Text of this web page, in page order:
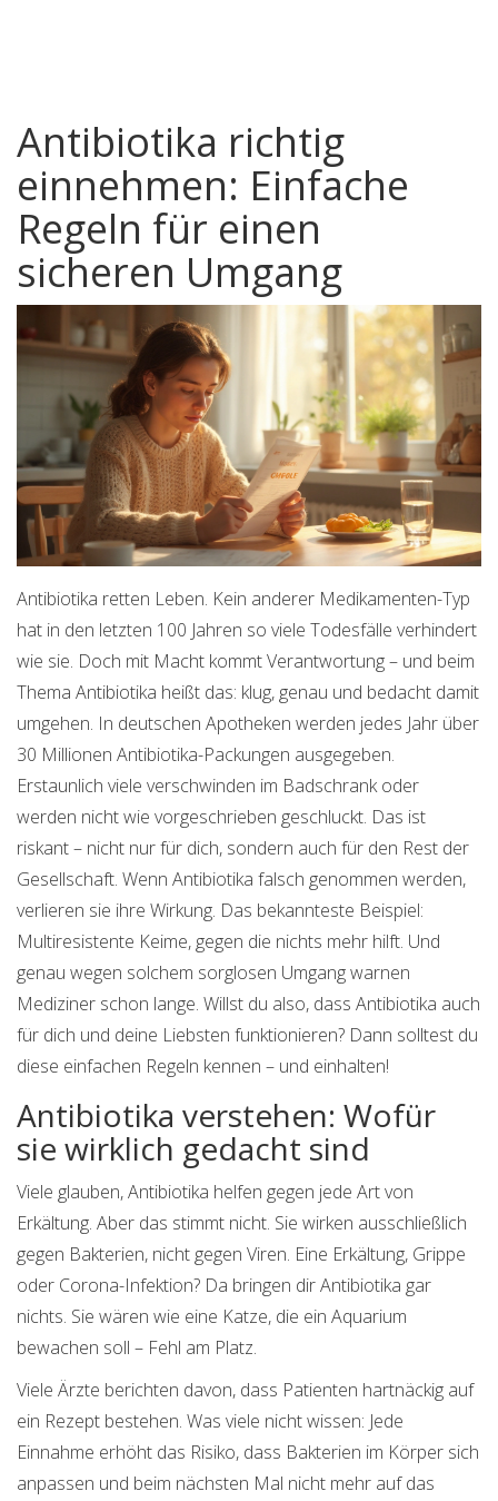
Antibiotika richtig
einnehmen: Einfache
Regeln für einen
sicheren Umgang
Antibiotika retten Leben. Kein anderer Medikamenten-Typ
hat in den letzten 100 Jahren so viele Todesfälle verhindert
wie sie. Doch mit Macht kommt Verantwortung – und beim
Thema Antibiotika heißt das: klug, genau und bedacht damit
umgehen. In deutschen Apotheken werden jedes Jahr über
30 Millionen Antibiotika-Packungen ausgegeben.
Erstaunlich viele verschwinden im Badschrank oder
werden nicht wie vorgeschrieben geschluckt. Das ist
riskant – nicht nur für dich, sondern auch für den Rest der
Gesellschaft. Wenn Antibiotika falsch genommen werden,
verlieren sie ihre Wirkung. Das bekannteste Beispiel:
Multiresistente Keime, gegen die nichts mehr hilft. Und
genau wegen solchem sorglosen Umgang warnen
Mediziner schon lange. Willst du also, dass Antibiotika auch
für dich und deine Liebsten funktionieren? Dann solltest du
diese einfachen Regeln kennen – und einhalten!
Antibiotika verstehen: Wofür
sie wirklich gedacht sind
Viele glauben, Antibiotika helfen gegen jede Art von
Erkältung. Aber das stimmt nicht. Sie wirken ausschließlich
gegen Bakterien, nicht gegen Viren. Eine Erkältung, Grippe
oder Corona-Infektion? Da bringen dir Antibiotika gar
nichts. Sie wären wie eine Katze, die ein Aquarium
bewachen soll – Fehl am Platz.
Viele Ärzte berichten davon, dass Patienten hartnäckig auf
ein Rezept bestehen. Was viele nicht wissen: Jede
Einnahme erhöht das Risiko, dass Bakterien im Körper sich
anpassen und beim nächsten Mal nicht mehr auf das